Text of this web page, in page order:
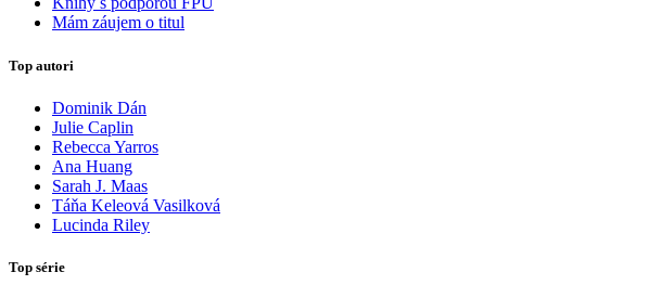
Mám záujem o titul
Top autori
Dominik Dán
Julie Caplin
Rebecca Yarros
Ana Huang
Sarah J. Maas
Táňa Keleová Vasilková
Lucinda Riley
Top série